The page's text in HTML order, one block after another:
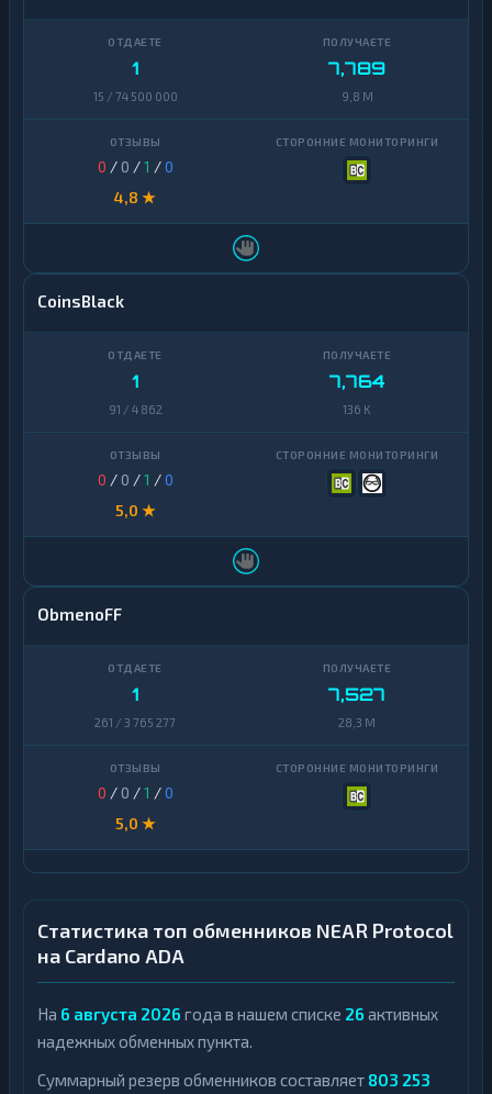
1
15 / 74 500 000
7,789
9,8 M
0 / 0 /1 /0
4,8 ★
CoinsBlack
1
91 / 4 862
7,764
136 K
0 / 0 /1 /0
5,0 ★
ObmenoFF
1
261 / 3 765 277
7,527
28,3 M
0 / 0 /1 /0
5,0 ★
Статистика топ обменников NEAR Protocol
на Cardano ADA
На 6 августа 2026 года в нашем списке 26 активных
надежных обменных пункта.
Суммарный резерв обменников составляет 803 253